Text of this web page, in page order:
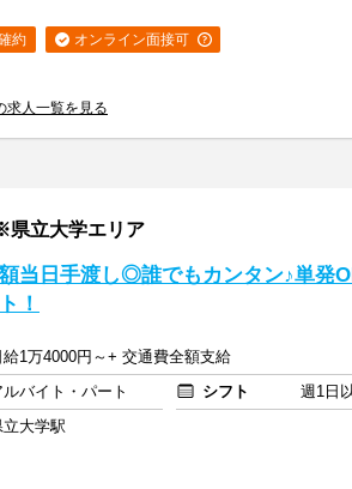
約 オンライン面接可
求人一覧を見る
立大学エリア
額当日手渡し◎誰でもカンタン♪単発
！
給1万4000円～+ 交通費全額支給
ルバイト・パート シフト
週1日
立大学駅